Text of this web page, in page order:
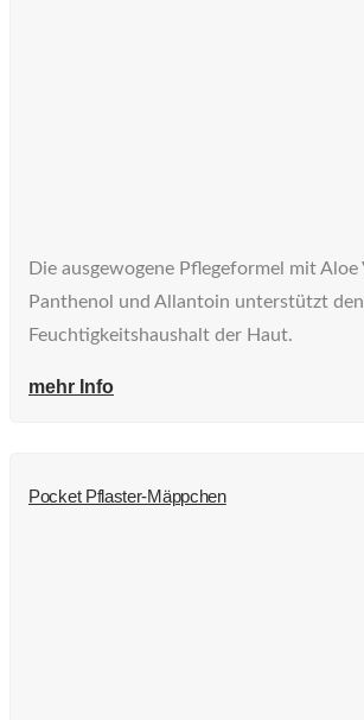
Die ausgewogene Pflegeformel mit Aloe
Panthenol und Allantoin unterstützt den
Feuchtigkeitshaushalt der Haut.
mehr Info
Pocket Pflaster-Mäppchen